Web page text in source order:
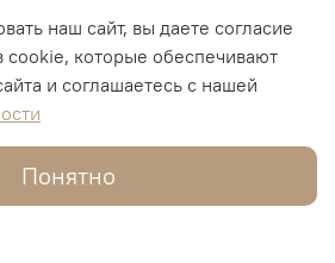
2026
наш сайт, вы даете согласие
cookie, которые обеспечивают
и соглашаетесь с нашей
Понятно